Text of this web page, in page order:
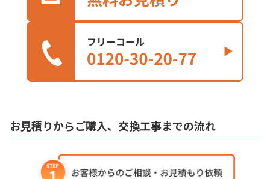
お見積りからご購入、交換工事までの流れ